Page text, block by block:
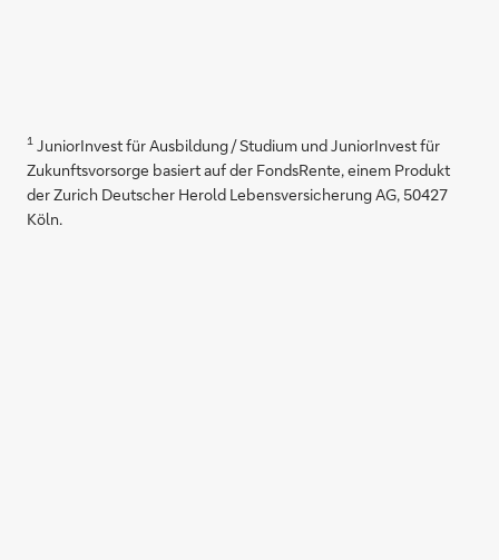
1 JuniorInvest für Ausbildung / Studium und JuniorInvest für
Zukunftsvorsorge basiert auf der FondsRente, einem Produkt
der Zurich Deutscher Herold Lebensversicherung AG, 50427
Köln.